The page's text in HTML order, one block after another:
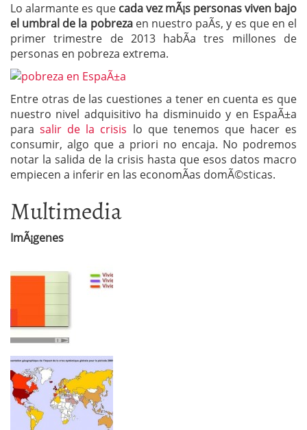
Lo alarmante es que cada vez mÃ¡s personas viven bajo
el umbral de la pobrezaen nuestro paÃ­s, y es que en el
primer trimestre de 2013 habÃ­a tres millones de
personas en pobreza extrema.
Entre otras de las cuestiones a tener en cuenta es que
nuestro nivel adquisitivo ha disminuido y en EspaÃ±a
parasalir de la crisis lo que tenemos que hacer es
consumir, algo que a priori no encaja. No podremos
notar la salida de la crisis hasta que esos datos macro
empiecen a inferir en las economÃ­as domÃ©sticas.
Multimedia
ImÃ¡genes